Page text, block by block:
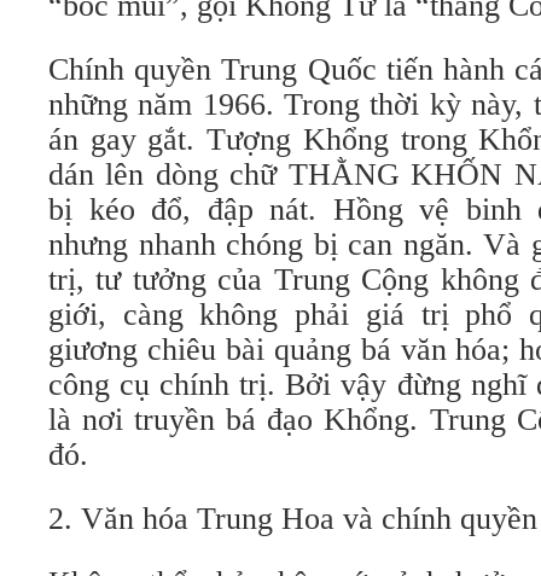
Chính quyền Trung Quốc tiến hành
những năm 1966. Trong thời kỳ
án gay gắt. Tượng Khổng trong
dán lên dòng chữ THẰNG KHỐN
bị kéo đổ, đập nát. Hồng vệ binh
nhưng nhanh chóng bị can ngăn. Và
trị, tư tưởng của Trung Cộng không
giới, càng không phải giá trị phổ
giương chiêu bài quảng bá văn hóa;
công cụ chính trị. Bởi vậy đừng
là nơi truyền bá đạo Khổng. Trung
đó.
2. Văn hóa Trung Hoa và chính